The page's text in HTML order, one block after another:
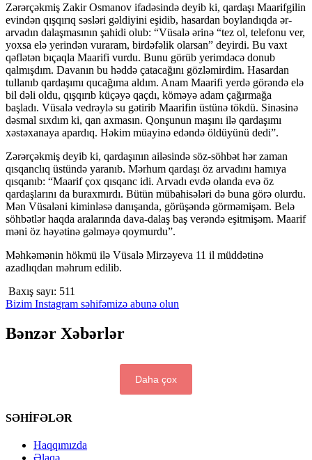
Zərərçəkmiş Zakir Osmanov ifadəsində deyib ki, qardaşı Maarifgilin
evindən qışqırıq səsləri gəldiyini eşidib, hasardan boylandıqda ər-
arvadın dalaşmasının şahidi olub: “Vüsalə ərinə “tez ol, telefonu ver,
yoxsa elə yerindən vuraram, birdəfəlik olarsan” deyirdi. Bu vaxt
qəflətən bıçaqla Maarifi vurdu. Bunu görüb yerimdəcə donub
qalmışdım. Davanın bu həddə çatacağını gözləmirdim. Hasardan
tullanıb qardaşımı qucağıma aldım. Anam Maarifi yerdə görəndə elə
bil dəli oldu, qışqırıb küçəyə qaçdı, köməyə adam çağırmağa
başladı. Vüsalə vedrəylə su gətirib Maarifin üstünə tökdü. Sinəsinə
dəsmal sıxdım ki, qan axmasın. Qonşunun maşını ilə qardaşımı
xəstəxanaya apardıq. Həkim müayinə edəndə öldüyünü dedi”.
Zərərçəkmiş deyib ki, qardaşının ailəsində söz-söhbət hər zaman
qısqanclıq üstündə yaranıb. Mərhum qardaşı öz arvadını hamıya
qısqanıb: “Maarif çox qısqanc idi. Arvadı evdə olanda evə öz
qardaşlarını da buraxmırdı. Bütün mübahisələri də buna görə olurdu.
Mən Vüsaləni kiminləsə danışanda, görüşəndə görməmişəm. Belə
söhbətlər haqda aralarında dava-dalaş baş verəndə eşitmişəm. Maarif
məni öz həyətinə gəlməyə qoymurdu”.
Məhkəmənin hökmü ilə Vüsalə Mirzəyeva 11 il müddətinə
azadlıqdan məhrum edilib.
Baxış sayı: 511
Bizim Instagram səhifəmizə abunə olun
Bənzər Xəbərlər
Daha çox
SƏHİFƏLƏR
Haqqımızda
Əlaqə